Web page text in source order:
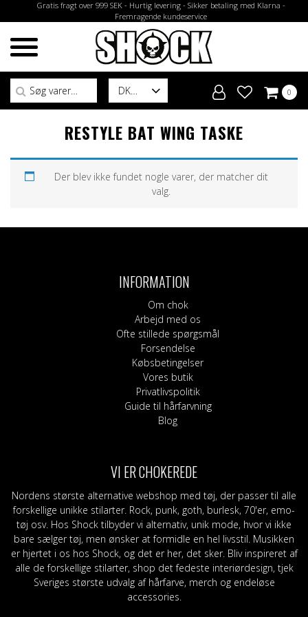
Gratis fragt over 999 SEK - Hurtig levering - Sikker betaling med Klarna -
Fremragende kundeservice
DK
Søg efter:
0
RESTYLE BAT WING TASKE
Der blev ikke fundet nogle varer, der matcher dit
valg.
INFORMATION
Om chok
Arbejd med os
Ofte stillede spørgsmål
Forsendelse
Købsbetingelser
Vores butik
Privatlivspolitik
Guide til hårfarvning
Blog
VI ER CHOKEREDE
Nordens største alternative webshop med tøj, der passer til alle
forskellige unikke stilarter. Rock, punk, goth, burlesk, 70'er, emo-
tøj osv. Hos Shock tilbyder vi alternativ, unik mode, hvor vi ikke
bare sælger tøj, men ønsker at formidle en hel livsstil. Musikken
er hjertet i os hos Shock, og det er her, det sker. Bliv inspireret af
alle de forskellige stilarter, shop det fedeste interiørdesign, tjek
Sveriges største udvalg af hårfarve, merch og endeløse
accessories.